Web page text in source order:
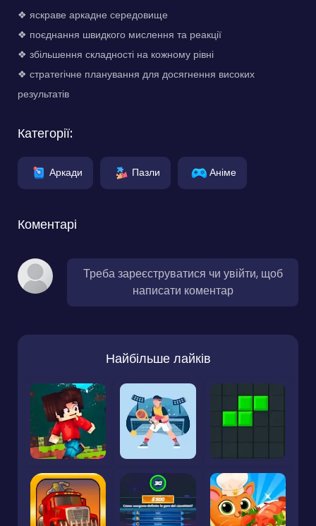
❖ яскраве аркадне середовище
❖ поєднання швидкого мислення та реакції
❖ збільшення складності на кожному рівні
❖ стратегічне планування для досягнення високих
результатів
Категорії:
Аркади Пазли Аніме
Коментарі
Треба зареєструватися чи увійти, щоб
написати коментар
Найбільше лайків